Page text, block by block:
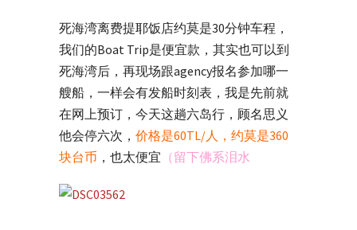
死海湾离费提耶饭店约莫是30分钟车程，
我们的Boat Trip是便宜款，其实也可以到
死海湾后，再现场跟agency报名参加哪一
艘船，一样会有发船时刻表，我是先前就
在网上预订，今天这趟六岛行，顾名思义
他会停六次， 价格是60TL/人，约莫是360
块台币 ，也太便宜 （留下佛系泪水